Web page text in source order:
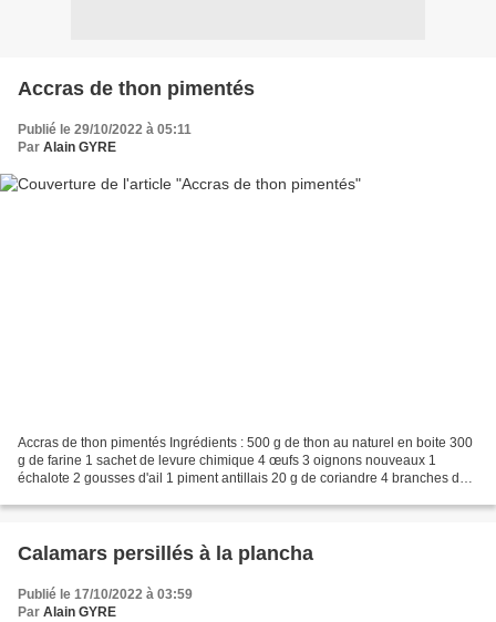
Accras de thon pimentés
Publié le 29/10/2022 à 05:11
Par Alain GYRE
Accras de thon pimentés Ingrédients : 500 g de thon au naturel en boite 300
g de farine 1 sachet de levure chimique 4 œufs 3 oignons nouveaux 1
échalote 2 gousses d'ail 1 piment antillais 20 g de coriandre 4 branches de
Calamars persillés à la plancha
Publié le 17/10/2022 à 03:59
Par Alain GYRE